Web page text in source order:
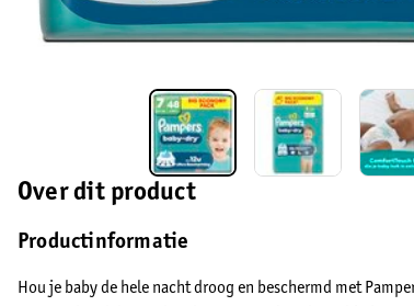
Over dit product
Productinformatie
Hou je baby de hele nacht droog en beschermd met